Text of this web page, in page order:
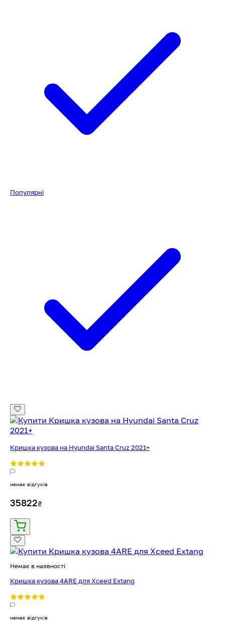
Популярні
Кришка кузова на Hyundai Santa Cruz 2021+
немає відгуків
35822₴
Немає в наявності
Кришка кузова 4ARE для Xceed Extang
немає відгуків